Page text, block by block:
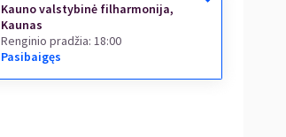
Kauno valstybinė filharmonija,
Kaunas
Renginio pradžia:18:00
Pasibaigęs